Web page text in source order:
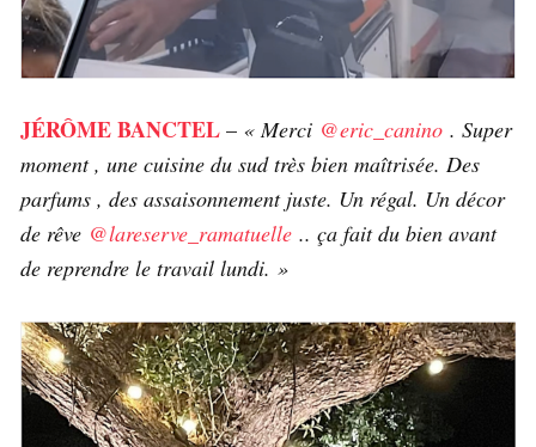
JÉRÔME BANCTEL – « Merci @eric_canino . Super
moment , une cuisine du sud très bien maîtrisée. Des
parfums , des assaisonnement juste. Un régal. Un décor
de rêve @lareserve_ramatuelle .. ça fait du bien avant
de reprendre le travail lundi. »